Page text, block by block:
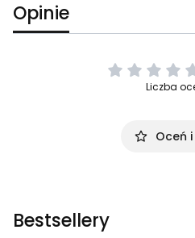
Opinie
Liczba
Oceń
Bestsellery